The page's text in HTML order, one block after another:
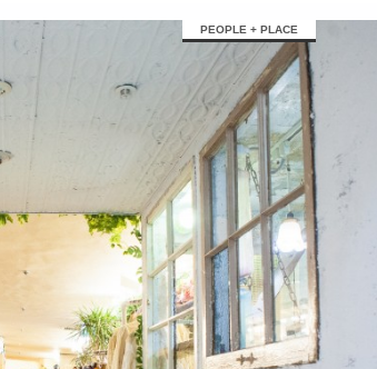
PEOPLE + PLACE